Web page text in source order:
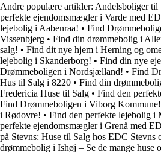
Andre populære artikler: Andelsboliger til
perfekte ejendomsmægler i Varde med
lejebolig i Aabenraa! • Find
Vissenbjerg • Find din drømmebolig i
salg! • Find dit nye hjem i Herning og
lejebolig i Skanderborg! • Find din nye
Drømmeboligen i Nordsjælland! • Find
Hus til Salg i 8220 • Find din
Fredericia Huse til Salg • Find den
Find Drømmeboligen i Viborg Kommune!
i Rødovre! • Find den perfekte lejebolig i
perfekte ejendomsmægler i Grenå med
på Stevns: Huse til Salg hos EDC Stevns
drømmebolig i Ishøj – Se de mange huse